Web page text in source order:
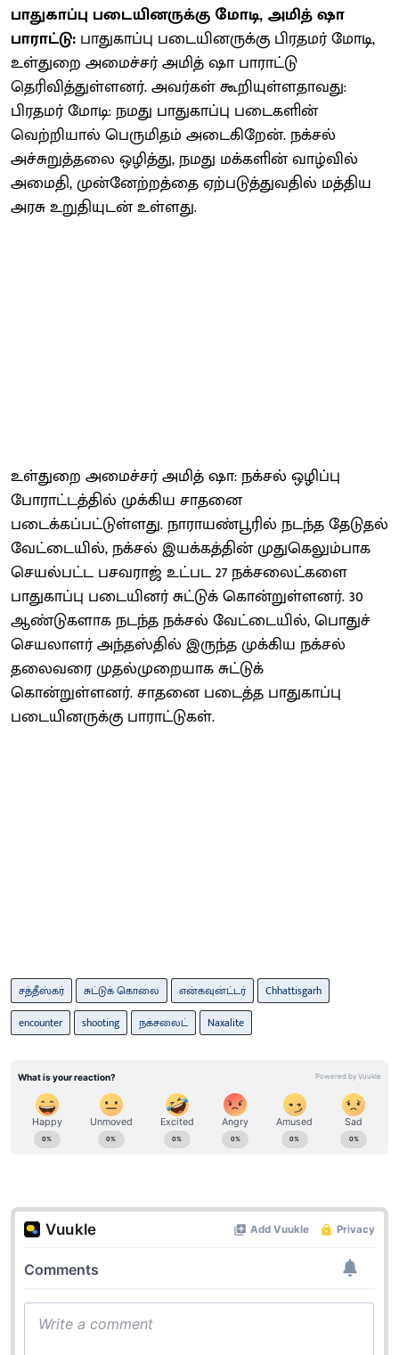
பாதுகாப்பு படையினருக்கு மோடி, அமித் ஷா
பாராட்டு: பாதுகாப்பு படையினருக்கு பிரதமர் மோடி,
உள்துறை அமைச்சர் அமித் ஷா பாராட்டு
தெரிவித்துள்ளனர். அவர்கள் கூறியுள்ளதாவது:
பிரதமர் மோடி: நமது பாதுகாப்பு படைகளின்
வெற்றியால் பெருமிதம் அடைகிறேன். நக்சல்
அச்சுறுத்தலை ஒழித்து, நமது மக்களின் வாழ்வில்
அமைதி, முன்னேற்றத்தை ஏற்படுத்துவதில் மத்திய
அரசு உறுதியுடன் உள்ளது.
உள்துறை அமைச்சர் அமித் ஷா: நக்சல் ஒழிப்பு
போராட்டத்தில் முக்கிய சாதனை
படைக்கப்பட்டுள்ளது. நாராயண்பூரில் நடந்த தேடுதல்
வேட்டையில், நக்சல் இயக்கத்தின் முதுகெலும்பாக
செயல்பட்ட பசவராஜ் உட்பட 27 நக்சலைட்களை
பாதுகாப்பு படையினர் சுட்டுக் கொன்றுள்ளனர். 30
ஆண்டுகளாக நடந்த நக்சல் வேட்டையில், பொதுச்
செயலாளர் அந்தஸ்தில் இருந்த முக்கிய நக்சல்
தலைவரை முதல்முறையாக சுட்டுக்
கொன்றுள்ளனர். சாதனை படைத்த பாதுகாப்பு
படையினருக்கு பாராட்டுகள்.
சத்தீஸ்கர் சுட்டுக் கொலை என்கவுன்ட்டர்
Chhattisgarh
encounter
shooting நக்சலைட் Naxalite